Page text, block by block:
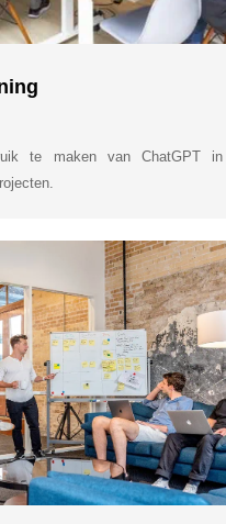
te maken van ChatGPT in